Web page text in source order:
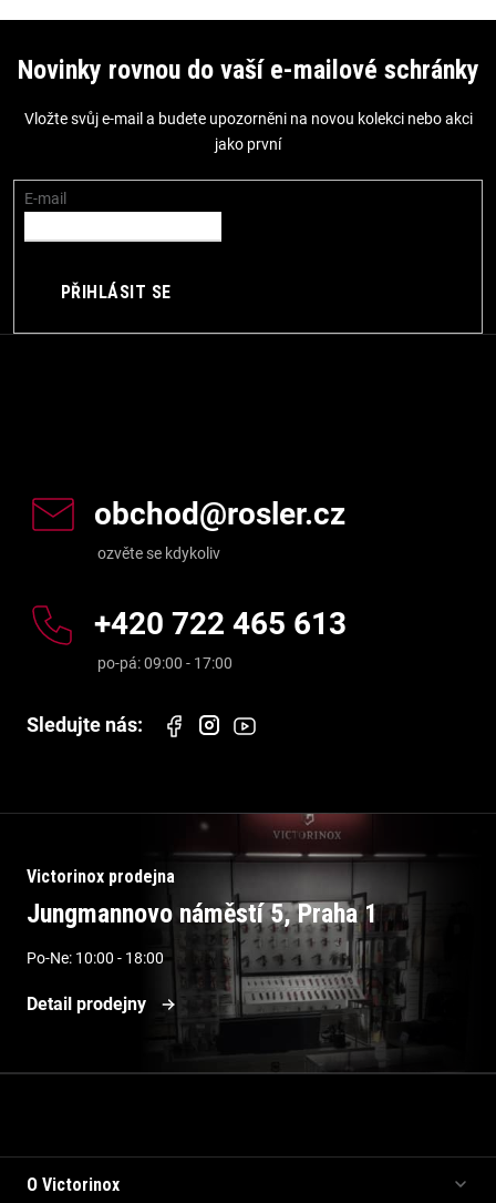
Novinky rovnou do vaší e-mailové schránky
Vložte svůj e-mail a budete upozorněni na novou kolekci nebo akci
jako první
E-mail
PŘIHLÁSIT SE
obchod@rosler.cz
+420 722 465 613
Victorinox prodejna
Jungmannovo náměstí 5, Praha 1
Po-Ne: 10:00 - 18:00
Detail prodejny
O Victorinox